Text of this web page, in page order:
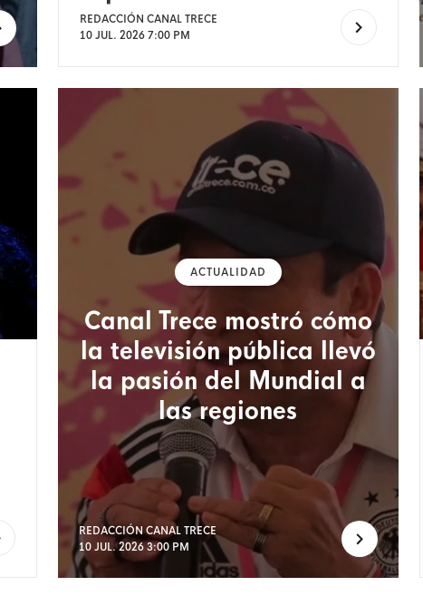
REDACCIÓN CANAL TRECE
10 JUL. 2026 7:00 PM
ACTUALIDAD
Canal Trece mostró cómo
la televisión pública llevó
la pasión del Mundial a
las regiones
REDACCIÓN CANAL TRECE
10 JUL. 2026 3:00 PM